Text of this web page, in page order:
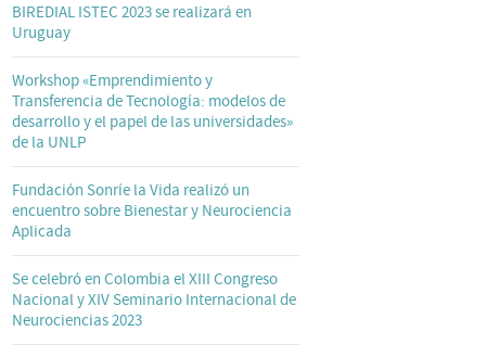
BIREDIAL ISTEC 2023 se realizará en
Uruguay
Workshop «Emprendimiento y
Transferencia de Tecnología: modelos de
desarrollo y el papel de las universidades»
de la UNLP
Fundación Sonríe la Vida realizó un
encuentro sobre Bienestar y Neurociencia
Aplicada
Se celebró en Colombia el XIII Congreso
Nacional y XIV Seminario Internacional de
Neurociencias 2023